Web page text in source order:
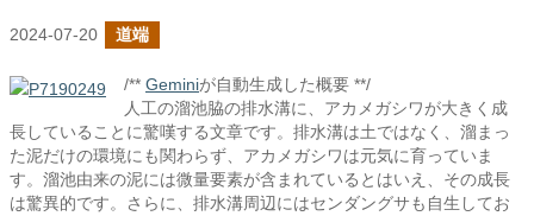
2024-07-20 道端
/** Geminiが自動生成した概要 **/
人工の溜池脇の排水溝に、アカメガシワが大きく成
長していることに驚嘆する文章です。排水溝は土ではなく、溜まっ
た泥だけの環境にも関わらず、アカメガシワは元気に育っていま
す。溜池由来の泥には微量要素が含まれているとはいえ、その成長
は驚異的です。さらに、排水溝周辺にはセンダングサも自生してお